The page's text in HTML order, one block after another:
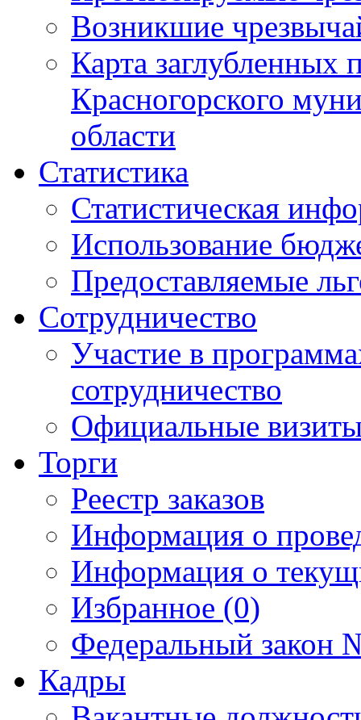
Возникшие
Карта
Красногорского
области
Статистика
Статистическая
Использование
Предоставляемые
Сотрудничество
Участие в
сотрудничество
Официальные
Торги
Реестр заказов
Информация о
Информация о
Избранное (0)
Федеральный закон
Кадры